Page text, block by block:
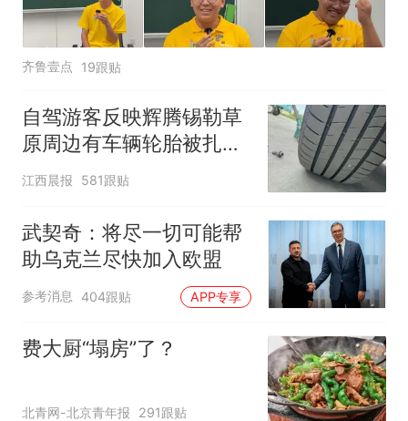
齐鲁壹点 19跟贴
自驾游客反映辉腾锡勒草
原周边有车辆轮胎被扎，
修理店铺换胎价格高达千
江西晨报 581跟贴
武契奇：将尽一切可能帮
助乌克兰尽快加入欧盟
参考消息 404跟贴 APP专享
费大厨“塌房”了？
北青网-北京青年报 291跟贴